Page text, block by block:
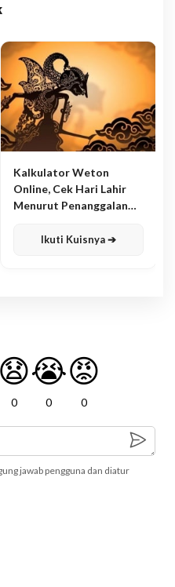
Kalkulator Weton
Online, Cek Hari Lahir
Menurut Penanggalan
Ikuti Kuisnya ➔
😧
0
😭
0
😡
0
jawab pengguna dan diatur